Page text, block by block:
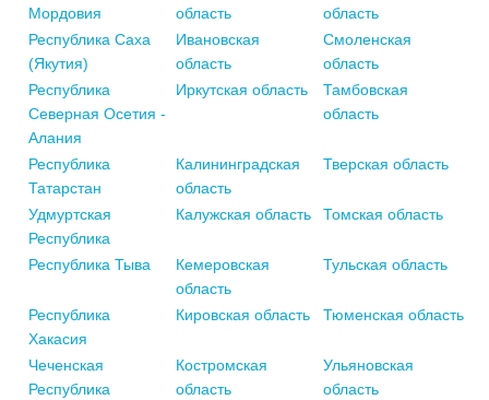
Мордовия
область
область
Республика Саха
(Якутия)
Ивановская
область
Смоленская
область
Республика
Северная Осетия -
Алания
Иркутская область
Тамбовская
область
Республика
Татарстан
Калининградская
область
Тверская область
Удмуртская
Республика
Калужская область Томская область
Республика Тыва
Кемеровская
область
Тульская область
Республика
Хакасия
Кировская область Тюменская область
Чеченская
Республика
Костромская
область
Ульяновская
область